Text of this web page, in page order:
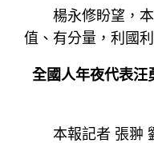
楊永修盼望，
值、有分量，利國
全國人年夜代表汪
本報記者 張翀